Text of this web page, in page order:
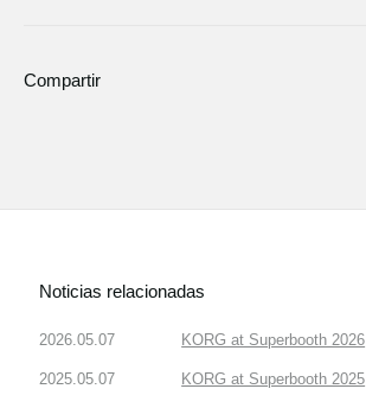
Compartir
Noticias relacionadas
2026.05.07 KORG at Superbooth 2026
2025.05.07 KORG at Superbooth 2025